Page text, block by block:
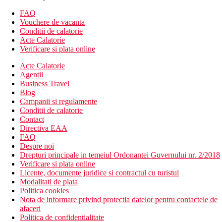
Itinerariu:
Copenhaga – Hillerod – Helsingor – Helsingborg – Goteborg –
Bergen – Croaziera pe fiordurile Nærøyfjord si Aurlands de la
Gudvangen la Flam – Tunelul Laerdal – Ghetarul Briksdal –
Croaziera pe fiordul Geiranger – Drumul Vulturilor – Drumul
Trolilor - Parcul National Doverfejell – Otta – Lillehamer –
Karlstadt – Orebro – Palatul Drottningholm – Stockholm
DATE DE PLECARE:
11 august
PROGRAM:
Ziua 1: Bucuresti – Copenhaga
Intalnire cu insotitorul de grup la Aeroportul International Henri
Coanda Otopeni la ora 03:25 pentru imbarcare pe zborul
companiei LOT Airlines LO644 cu destinatia Varsovia.
Decolare la ora 05:25 si aterizare la Varsovia la ora 06:10.
FAQ
Vouchere de vacanta
Conditii de calatorie
Acte Calatorie
Verificare si plata online
Acte Calatorie
Agentii
Business Travel
Blog
Campanii si regulamente
Conditii de calatorie
Contact
Directiva EAA
FAQ
Despre noi
Drepturi principale in temeiul Ordonantei Guvernului nr. 2/2018
Verificare si plata online
Licente, documente juridice si contractul cu turistul
Modalitati de plata
Politica cookies
Nota de informare privind protectia datelor pentru contactele de
afaceri
Politica de confidentialitate